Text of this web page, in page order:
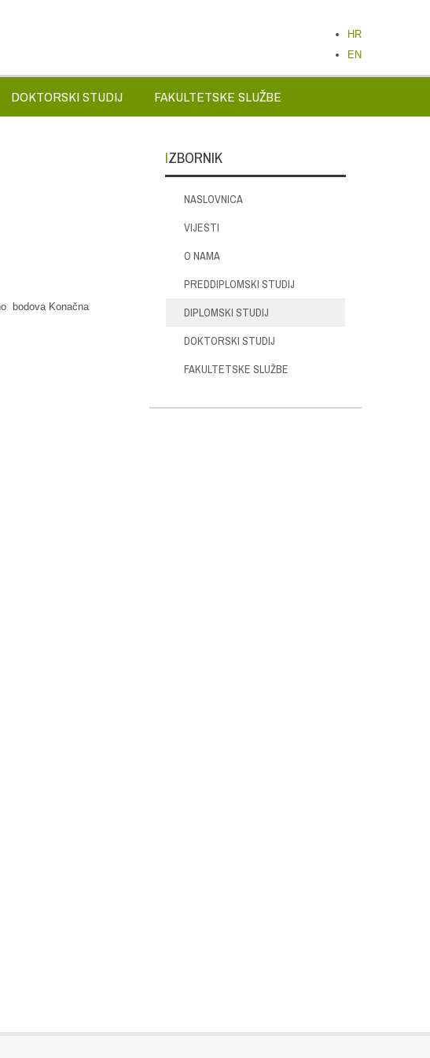
HR
EN
DOKTORSKI STUDIJ FAKULTETSKE SLUŽBE
bodova Konačna
IZBORNIK
NASLOVNICA
VIJESTI
O NAMA
PREDDIPLOMSKI STUDIJ
DIPLOMSKI STUDIJ
DOKTORSKI STUDIJ
FAKULTETSKE SLUŽBE